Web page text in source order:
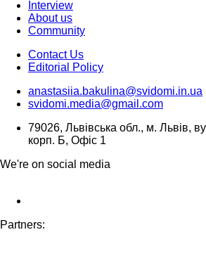
Interview
About us
Community
Contact Us
Editorial Policy
anastasiia.bakulina@svidomi.in.ua
svidomi.media@gmail.com
79026, Львівська обл., м. Львів,
корп. Б, Офіс 1
We're on social media
Partners: